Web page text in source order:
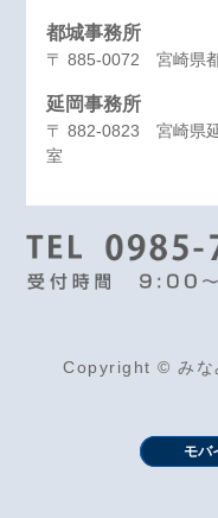
都城事務所
〒 885-0072 宮崎県
延岡事務所
〒 882-0823 宮崎県
室
Copyright © み
モバ